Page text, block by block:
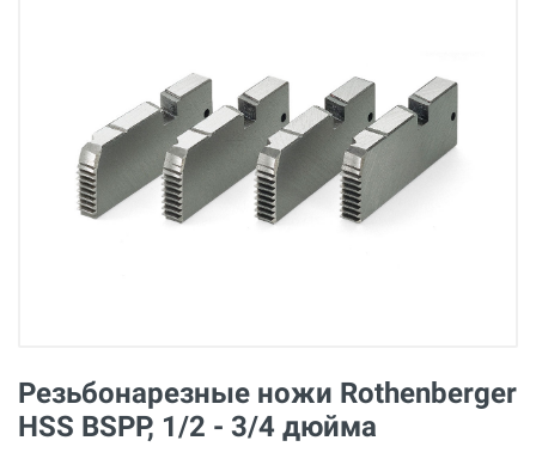
Резьбонарезные ножи Rothenberger
HSS BSPP, 1/2 - 3/4 дюйма